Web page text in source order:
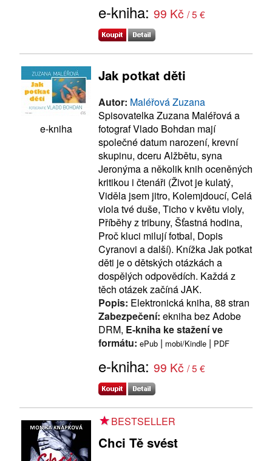
e-kniha: 99 Kč / 5 €
e-kniha
Jak potkat děti
Autor: Maléřová Zuzana
Spisovatelka Zuzana Maléřová a
fotograf Vlado Bohdan mají
společné datum narození, krevní
skupinu, dceru Alžbětu, syna
Jeronýma a několik knih oceněných
kritikou i čtenáři (Život je kulatý,
Viděla jsem jitro, Kolemjdoucí, Celá
viola tvé duše, Ticho v květu violy,
Příběhy z tribuny, Šťastná hodina,
Proč kluci milují fotbal, Dopis
Cyranovi a další). Knížka Jak potkat
děti je o dětských otázkách a
dospělých odpovědích. Každá z
těch otázek začíná JAK.
Popis: Elektronická kniha, 88 stran
Zabezpečení: ekniha bez Adobe
DRM, E-kniha ke stažení ve
formátu: ePub | mobi/Kindle | PDF
e-kniha: 99 Kč / 5 €
BESTSELLER
Chci Tě svést